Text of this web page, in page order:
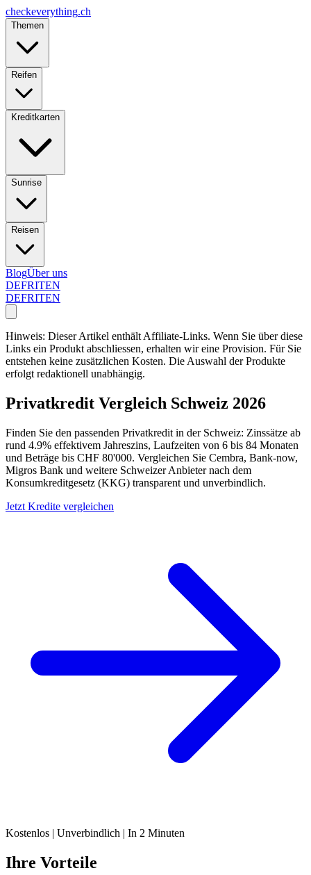
checkeverything.ch
Themen
Reifen
Kreditkarten
Sunrise
Reisen
BlogÜber uns
DEFRITEN
DEFRITEN
Hinweis: Dieser Artikel enthält Affiliate-Links. Wenn Sie über diese
Links ein Produkt abschliessen, erhalten wir eine Provision. Für Sie
entstehen keine zusätzlichen Kosten. Die Auswahl der Produkte
erfolgt redaktionell unabhängig.
Privatkredit Vergleich Schweiz 2026
Finden Sie den passenden Privatkredit in der Schweiz: Zinssätze ab
rund 4.9% effektivem Jahreszins, Laufzeiten von 6 bis 84 Monaten
und Beträge bis CHF 80'000. Vergleichen Sie Cembra, Bank-now,
Migros Bank und weitere Schweizer Anbieter nach dem
Konsumkreditgesetz (KKG) transparent und unverbindlich.
Jetzt Kredite vergleichen
Kostenlos | Unverbindlich | In 2 Minuten
Ihre Vorteile